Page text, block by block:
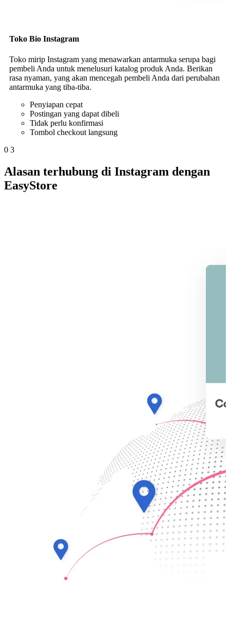
Toko Bio Instagram
Toko mirip Instagram yang menawarkan antarmuka serupa bagi
pembeli Anda untuk menelusuri katalog produk Anda. Berikan
rasa nyaman, yang akan mencegah pembeli Anda dari perubahan
antarmuka yang tiba-tiba.
Penyiapan cepat
Postingan yang dapat dibeli
Tidak perlu konfirmasi
Tombol checkout langsung
0 3
Alasan terhubung di Instagram dengan
EasyStore